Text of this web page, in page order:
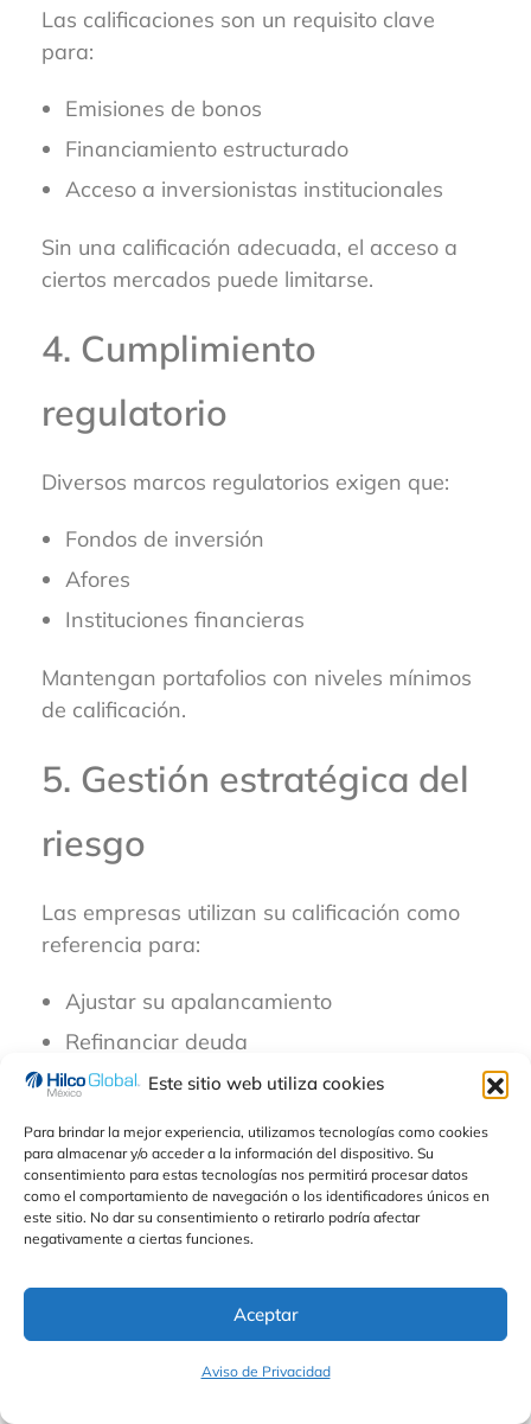
Este sitio web utiliza cookies
Para brindar la mejor experiencia, utilizamos tecnologías como cookies
para almacenar y/o acceder a la información del dispositivo. Su
consentimiento para estas tecnologías nos permitirá procesar datos
como el comportamiento de navegación o los identificadores únicos en
este sitio. No dar su consentimiento o retirarlo podría afectar
negativamente a ciertas funciones.
Aceptar
Aviso de Privacidad
Las calificaciones son un requisito clave
para:
Emisiones de bonos
Financiamiento estructurado
Acceso a inversionistas institucionales
Sin una calificación adecuada, el acceso a
ciertos mercados puede limitarse.
4. Cumplimiento
regulatorio
Diversos marcos regulatorios exigen que:
Fondos de inversión
Afores
Instituciones financieras
Mantengan portafolios con niveles mínimos
de calificación.
5. Gestión estratégica del
riesgo
Las empresas utilizan su calificación como
referencia para:
Ajustar su apalancamiento
Refinanciar deuda
Evaluar decisiones de inversión
Diseñar estrategias financieras
Impacto de la
calificación en las
empresas